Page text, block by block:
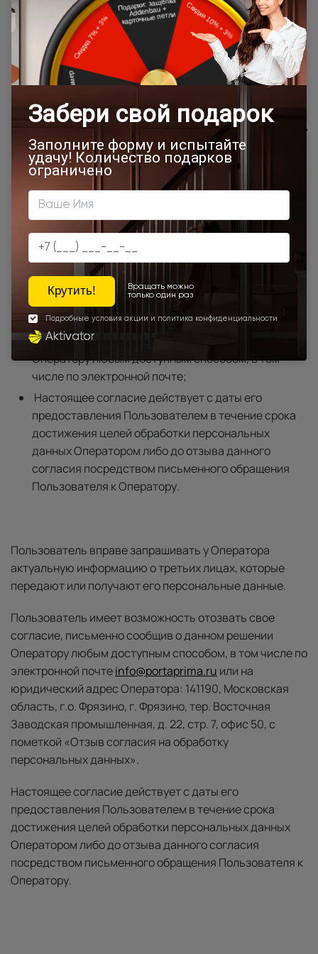
Пользователь также дает согласие на:
Передачу Оператором персональных данных
третьим лицам, в том числе своим контрагентам,
оказывающим услуги хранения, доставки и
установки товаров, хостинга сайтов, поддержки
используемых информационных систем, колл-
центра, и иные услуги, а также органам
государственной власти в случаях, установленных
законодательством Российской Федерации;
Получение персональных данных Пользователя от
Пользователь вправе запрашивать у Оператора
актуальную информацию о третьих лицах, которые
передают или получают его персональные
данные;
Пользователь имеет возможность отозвать свое
согласие, письменно сообщив о данном решении
Оператору любым доступным способом, в том
числе по электронной почте;
Настоящее согласие действует с даты его
предоставления Пользователем в течение срока
достижения целей обработки персональных
данных Оператором либо до отзыва данного
согласия посредством письменного обращения
Пользователя к Оператору.
Пользователь вправе запрашивать у Оператора
актуальную информацию о третьих лицах, которые
передают или получают его персональные данные.
Пользователь имеет возможность отозвать свое
согласие, письменно сообщив о данном решении
Оператору любым доступным способом, в том числе по
электронной почтеinfo@portaprima.ru или на
юридический адрес Оператора: 141190, Московская
область, г.о. Фрязино, г. Фрязино, тер. Восточная
Заводская промышленная, д. 22, стр. 7, офис 50, с
пометкой «Отзыв согласия на обработку
персональных данных».
Настоящее согласие действует с даты его
предоставления Пользователем в течение срока
достижения целей обработки персональных данных
Оператором либо до отзыва данного согласия
посредством письменного обращения Пользователя к
Оператору.